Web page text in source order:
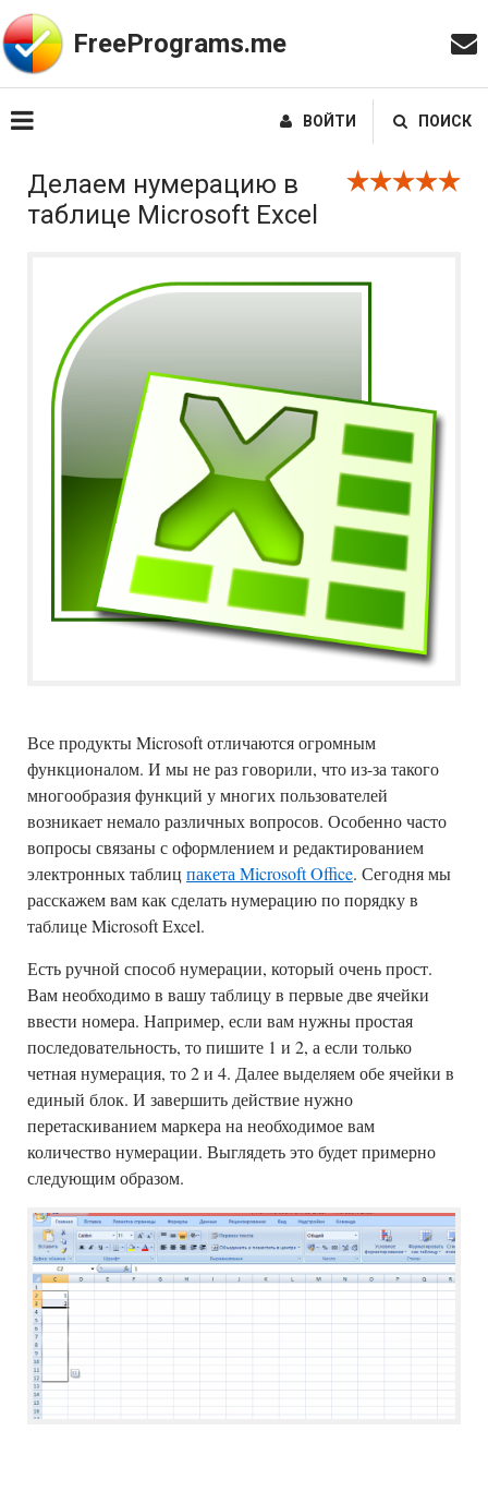
FreePrograms.me
ВОЙТИ ПОИСК
Делаем нумерацию в
таблице Microsoft Excel
Все продукты Microsoft отличаются огромным
функционалом. И мы не раз говорили, что из-за такого
многообразия функций у многих пользователей
возникает немало различных вопросов. Особенно часто
вопросы связаны с оформлением и редактированием
электронных таблиц пакета Microsoft Office. Сегодня мы
расскажем вам как сделать нумерацию по порядку в
таблице Microsoft Excel.
Есть ручной способ нумерации, который очень прост.
Вам необходимо в вашу таблицу в первые две ячейки
ввести номера. Например, если вам нужны простая
последовательность, то пишите 1 и 2, а если только
четная нумерация, то 2 и 4. Далее выделяем обе ячейки в
единый блок. И завершить действие нужно
перетаскиванием маркера на необходимое вам
количество нумерации. Выглядеть это будет примерно
следующим образом.